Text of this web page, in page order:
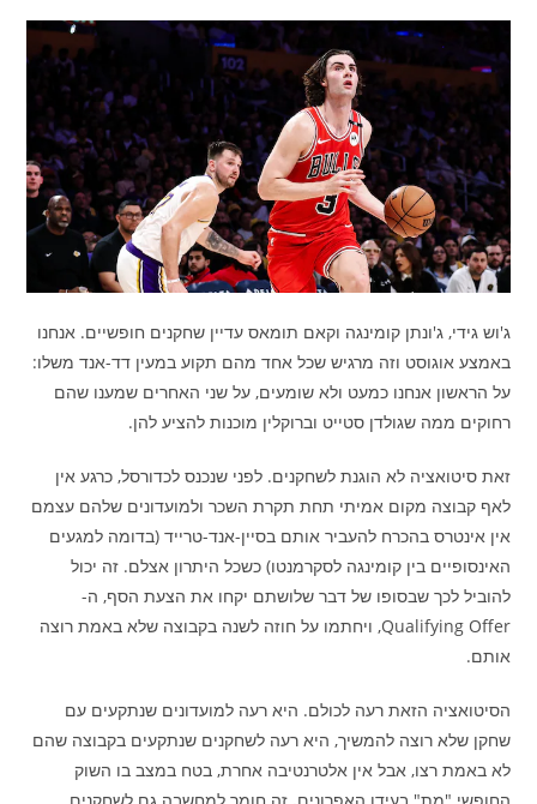
ג'וש גידי, ג'ונתן קומינגה וקאם תומאס עדיין שחקנים חופשיים. אנחנו
באמצע אוגוסט וזה מרגיש שכל אחד מהם תקוע במעין דד-אנד משלו:
על הראשון אנחנו כמעט ולא שומעים, על שני האחרים שמענו שהם
רחוקים ממה שגולדן סטייט וברוקלין מוכנות להציע להן.
זאת סיטואציה לא הוגנת לשחקנים. לפני שנכנס לכדורסל, כרגע אין
לאף קבוצה מקום אמיתי תחת תקרת השכר ולמועדונים שלהם עצמם
אין אינטרס בהכרח להעביר אותם בסיין-אנד-טרייד (בדומה למגעים
האינסופיים בין קומינגה לסקרמנטו) כשכל היתרון אצלם. זה יכול
להוביל לכך שבסופו של דבר שלושתם יקחו את הצעת הסף, ה-
Qualifying Offer, ויחתמו על חוזה לשנה בקבוצה שלא באמת רוצה
אותם.
הסיטואציה הזאת רעה לכולם. היא רעה למועדונים שנתקעים עם
שחקן שלא רוצה להמשיך, היא רעה לשחקנים שנתקעים בקבוצה שהם
לא באמת רצו, אבל אין אלטרנטיבה אחרת, בטח במצב בו השוק
החופשי "מת" בעידן האפרונים. זה חומר למחשבה גם לשחקנים